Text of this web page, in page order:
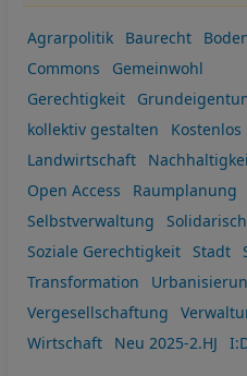
Agrarpolitik Baurecht
Commons
Gemeinwohl
Gerechtigkeit
kollektiv gestalten
Kostenlos
Landwirtschaft
Open Access
Raumplanung
Selbstverwaltung
Soziale Gerechtigkeit
Stadt
Transformation
Vergesellschaftung
Wirtschaft
Neu 2025-2.HJ